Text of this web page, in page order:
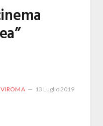
13 Luglio 2019